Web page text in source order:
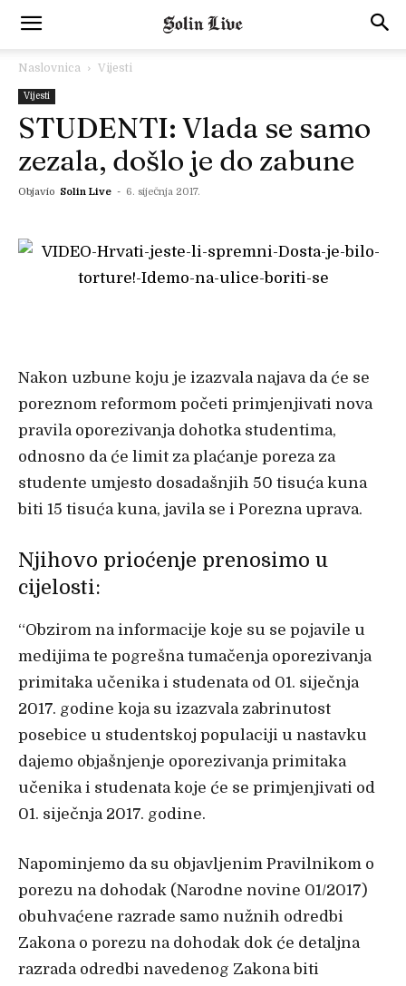
Naslovnica Vijesti
Vijesti
STUDENTI: Vlada se samo
zezala, došlo je do zabune
Objavio Solin Live - 6. siječnja 2017.
Nakon uzbune koju je izazvala najava da će se
poreznom reformom početi primjenjivati nova
pravila oporezivanja dohotka studentima,
odnosno da će limit za plaćanje poreza za
studente umjesto dosadašnjih 50 tisuća kuna
biti 15 tisuća kuna, javila se i Porezna uprava.
Njihovo prioćenje prenosimo u
cijelosti:
“Obzirom na informacije koje su se pojavile u
medijima te pogrešna tumačenja oporezivanja
primitaka učenika i studenata od 01. siječnja
2017. godine koja su izazvala zabrinutost
posebice u studentskoj populaciji u nastavku
dajemo objašnjenje oporezivanja primitaka
učenika i studenata koje će se primjenjivati od
01. siječnja 2017. godine.
Napominjemo da su objavljenim Pravilnikom o
porezu na dohodak (Narodne novine 01/2017)
obuhvaćene razrade samo nužnih odredbi
Zakona o porezu na dohodak dok će detaljna
razrada odredbi navedenog Zakona biti